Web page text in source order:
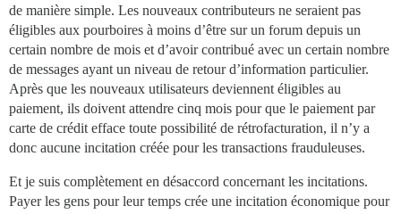
de manière simple. Les nouveaux contributeurs ne seraient pas
éligibles aux pourboires à moins d’être sur un forum depuis un
certain nombre de mois et d’avoir contribué avec un certain nombre
de messages ayant un niveau de retour d’information particulier.
Après que les nouveaux utilisateurs deviennent éligibles au
paiement, ils doivent attendre cinq mois pour que le paiement par
carte de crédit efface toute possibilité de rétrofacturation, il n’y a
donc aucune incitation créée pour les transactions frauduleuses.
Et je suis complètement en désaccord concernant les incitations.
Payer les gens pour leur temps crée une incitation économique pour